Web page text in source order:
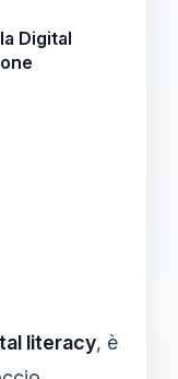
Digital
literacy, è